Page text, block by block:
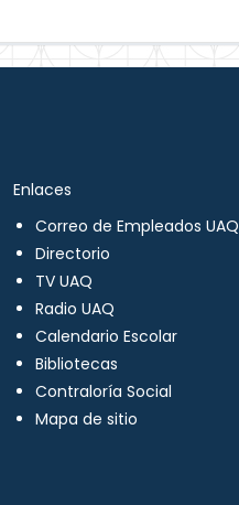
Enlaces
Correo de Empleados UAQ
Directorio
TV UAQ
Radio UAQ
Calendario Escolar
Bibliotecas
Contraloría Social
Mapa de sitio